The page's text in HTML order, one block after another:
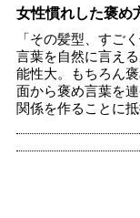
女性慣れした褒め
「その髪型、すご
言葉を自然に言え
能性大。もちろん
面から褒め言葉を
関係を作ることに